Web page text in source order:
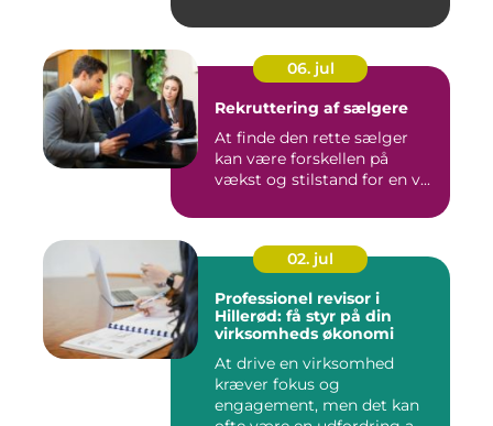
06. jul
Rekruttering af sælgere
At finde den rette sælger
kan være forskellen på
vækst og stilstand for en v...
02. jul
Professionel revisor i
Hillerød: få styr på din
virksomheds økonomi
At drive en virksomhed
kræver fokus og
engagement, men det kan